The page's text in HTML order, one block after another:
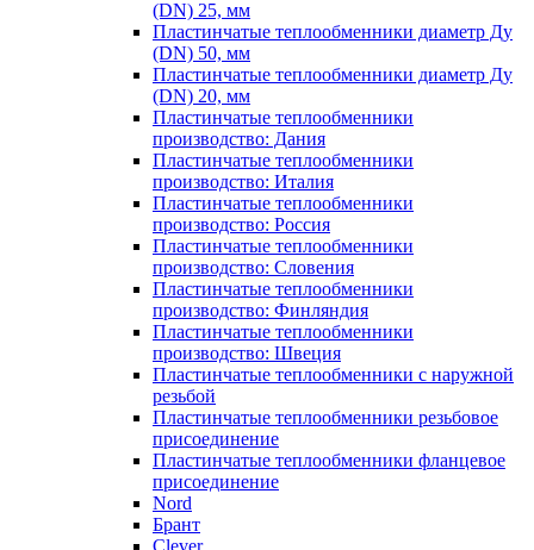
(DN) 25, мм
Пластинчатые теплообменники диаметр Ду
(DN) 50, мм
Пластинчатые теплообменники диаметр Ду
(DN) 20, мм
Пластинчатые теплообменники
производство: Дания
Пластинчатые теплообменники
производство: Италия
Пластинчатые теплообменники
производство: Россия
Пластинчатые теплообменники
производство: Словения
Пластинчатые теплообменники
производство: Финляндия
Пластинчатые теплообменники
производство: Швеция
Пластинчатые теплообменники с наружной
резьбой
Пластинчатые теплообменники резьбовое
присоединение
Пластинчатые теплообменники фланцевое
присоединение
Nord
Брант
Clever